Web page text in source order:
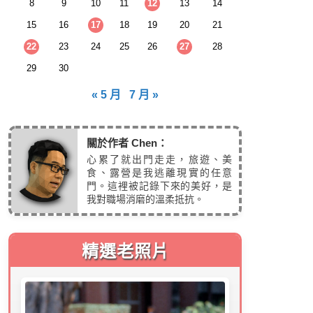
8 9 10 11 12 13 14
15 16 17 18 19 20 21
22 23 24 25 26 27 28
29 30
« 5 月 7 月 »
關於作者 Chen：
心累了就出門走走，旅遊、美
食、露營是我逃離現實的任意
門。這裡被記錄下來的美好，是
我對職場消磨的溫柔抵抗。
精選老照片